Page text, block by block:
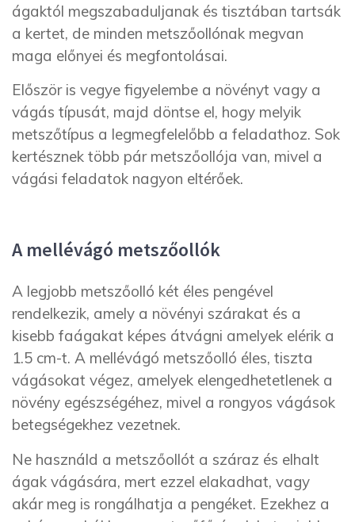
ágaktól megszabaduljanak és tisztában tartsák
a kertet, de minden metszőollónak megvan
maga előnyei és megfontolásai.
Először is vegye figyelembe a növényt vagy a
vágás típusát, majd döntse el, hogy melyik
metszőtípus a legmegfelelőbb a feladathoz. Sok
kertésznek több pár metszőollója van, mivel a
vágási feladatok nagyon eltérőek.
A mellévágó metszőollók
A legjobb metszőolló két éles pengével
rendelkezik, amely a növényi szárakat és a
kisebb faágakat képes átvágni amelyek elérik a
1.5 cm-t. A mellévágó metszőolló éles, tiszta
vágásokat végez, amelyek elengedhetetlenek a
növény egészségéhez, mivel a rongyos vágások
betegségekhez vezetnek.
Ne használd a metszőollót a száraz és elhalt
ágak vágására, mert ezzel elakadhat, vagy
akár meg is rongálhatja a pengéket. Ezekhez a